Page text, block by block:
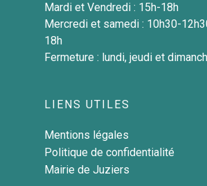
Mardi et Vendredi : 15h-18h
Mercredi et samedi : 10h30-
18h
Fermeture : lundi, jeudi et
LIENS UTILES
Mentions légales
Politique de confidentialité
Mairie de Juziers